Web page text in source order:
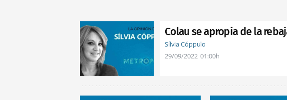
Colau se apropia de la
Sílvia Cóppulo
29/09/2022 01:00h